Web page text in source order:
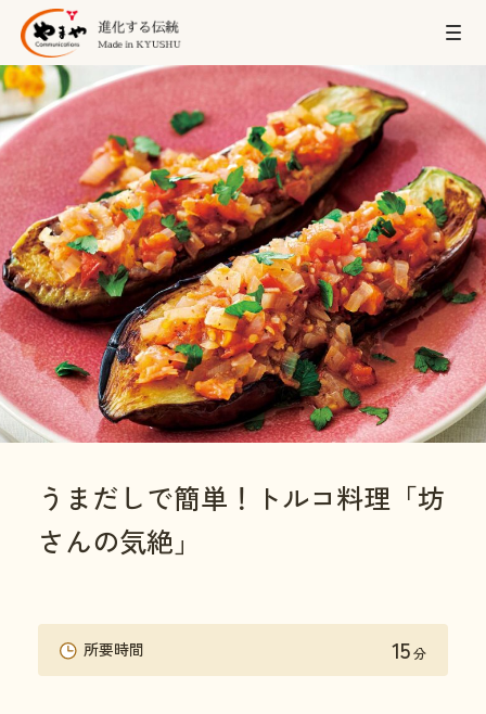
うまだしで簡単！トルコ料理「坊
さんの気絶」
所要時間 15分